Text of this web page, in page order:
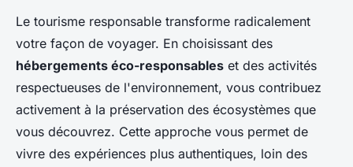
Le tourisme responsable transforme radicalement
votre façon de voyager. En choisissant des
hébergements éco-responsables et des activités
respectueuses de l'environnement, vous contribuez
activement à la préservation des écosystèmes que
vous découvrez. Cette approche vous permet de
vivre des expériences plus authentiques, loin des